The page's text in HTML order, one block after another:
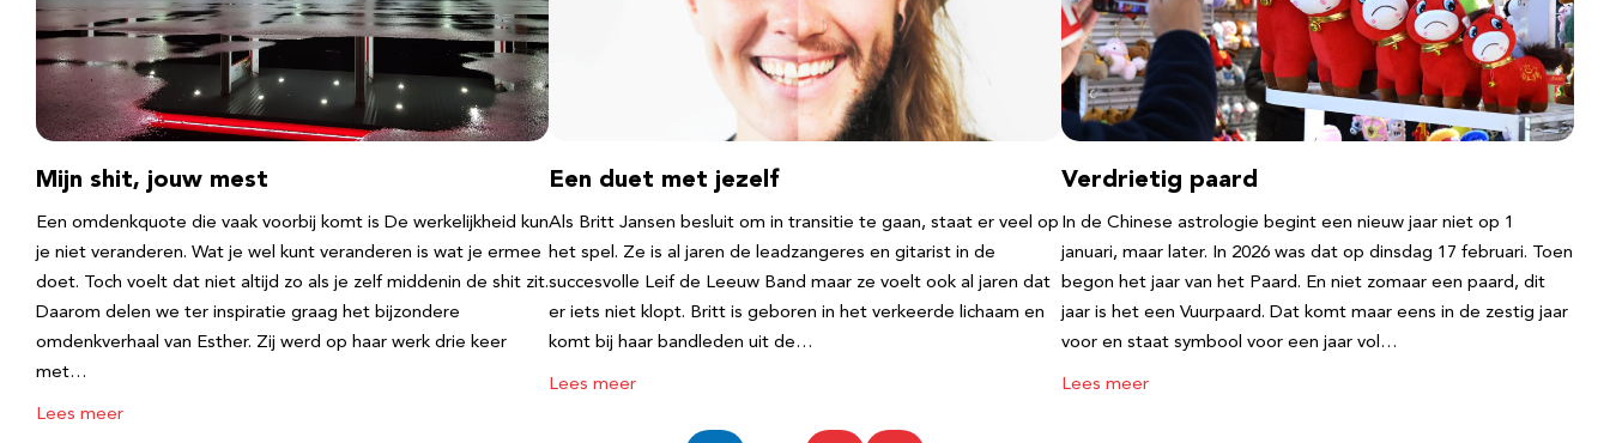
Mijn shit, jouw mest
Een omdenkquote die vaak voorbij komt is De werkelijkheid kun
je niet veranderen. Wat je wel kunt veranderen is wat je ermee
doet. Toch voelt dat niet altijd zo als je zelf middenin de shit zit.
Daarom delen we ter inspiratie graag het bijzondere
omdenkverhaal van Esther. Zij werd op haar werk drie keer
met…
Lees meer
Een duet met jezelf
Als Britt Jansen besluit om in transitie te gaan, staat er veel op
het spel. Ze is al jaren de leadzangeres en gitarist in de
succesvolle Leif de Leeuw Band maar ze voelt ook al jaren dat
er iets niet klopt. Britt is geboren in het verkeerde lichaam en
komt bij haar bandleden uit de…
Lees meer
Verdrietig paard
In de Chinese astrologie begint een nieuw jaar niet op 1
januari, maar later. In 2026 was dat op dinsdag 17 februari. Toen
begon het jaar van het Paard. En niet zomaar een paard, dit
jaar is het een Vuurpaard. Dat komt maar eens in de zestig jaar
voor en staat symbool voor een jaar vol…
Lees meer